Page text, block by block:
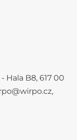
Hala B8, 617 00